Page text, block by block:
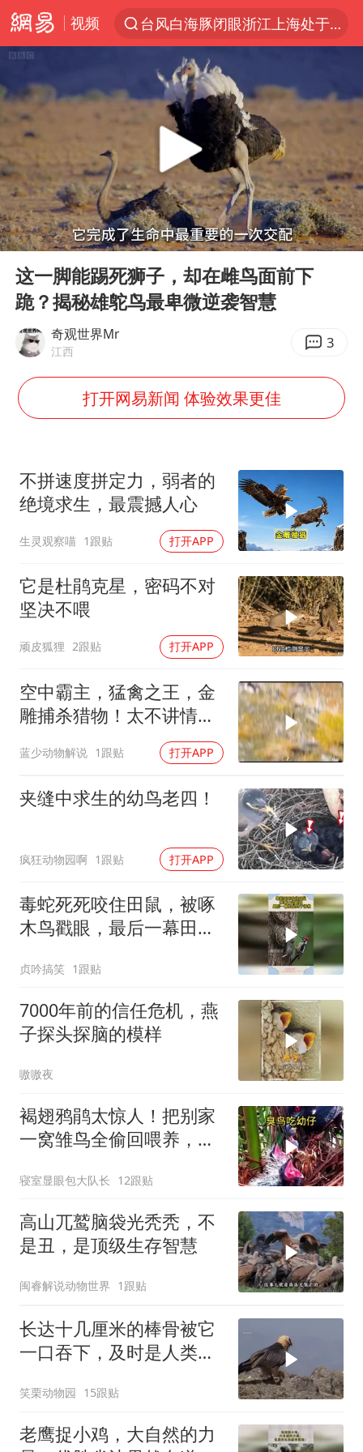
视频
“China Cool”火了，老外爱上中国避暑游
香港宏福苑火灾或由烟头引起
浙江台州《告全体市民书》
伊斯兰版北约来了吗
四川宜宾3.4级地震
网约车司机充电时猝死保险拒赔
陕西柞水泥石流已致2死 仍有1人失联
泰国初中生饮弹自尽前开了26枪
多所高校取消艺考
店主称换“青海拉面”招牌后生意更好
22岁女生独闯南太行失联12天
“准2万亿”之城点名支持三所大学
习近平心系体育强国建设
Play
00:00 03:33
这一脚能踢死狮子，却在雌鸟面前下
跪？揭秘雄鸵鸟最卑微逆袭智慧
奇观世界Mr
江西 3
打开网易新闻 体验效果更佳
不拼速度拼定力，弱者的
绝境求生，最震撼人心
生灵观察喵 1跟贴 打开APP
它是杜鹃克星，密码不对
坚决不喂
顽皮狐狸 2跟贴 打开APP
空中霸主，猛禽之王，金
雕捕杀猎物！太不讲情面
蓝少动物解说 1跟贴 打开APP
夹缝中求生的幼鸟老四！
疯狂动物园啊 1跟贴 打开APP
毒蛇死死咬住田鼠，被啄
木鸟戳眼，最后一幕田鼠
贞吟搞笑 1跟贴
7000年前的信任危机，燕
子探头探脑的模样
嗷嗷夜
褐翅鸦鹃太惊人！把别家
一窝雏鸟全偷回喂养，自
寝室显眼包大队长 12跟贴
高山兀鹫脑袋光秃秃，不
是丑，是顶级生存智慧
闽睿解说动物世界 1跟贴
长达十几厘米的棒骨被它
一口吞下，及时是人类腿
吞
笑栗动物园 15跟贴
老鹰捉小鸡，大自然的力